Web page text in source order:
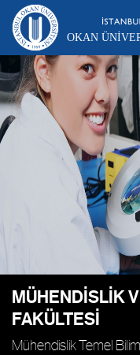
OKAN
MÜHENDISLIK
FAKÜLTESI
Mühendislik Temel